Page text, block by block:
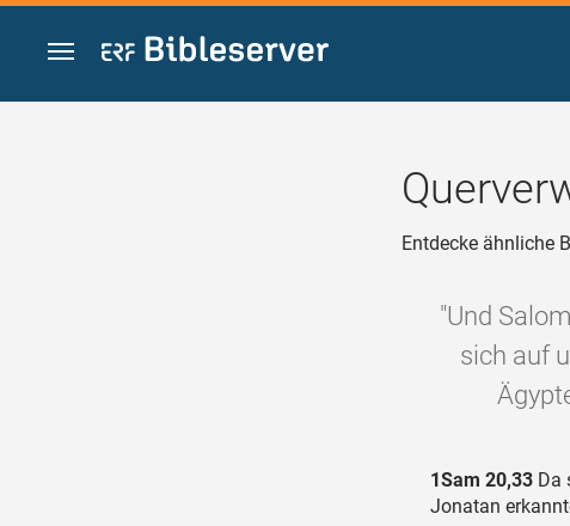
Zum Inhalt springen
Entdecke ähnliche
"Und
sich auf
1Sam 20,33 Da
Jonatan